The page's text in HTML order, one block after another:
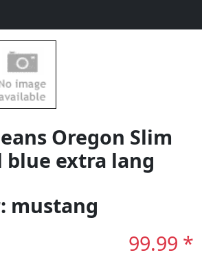
Oregon Slim
blue extra lang
mustang
99.99 *